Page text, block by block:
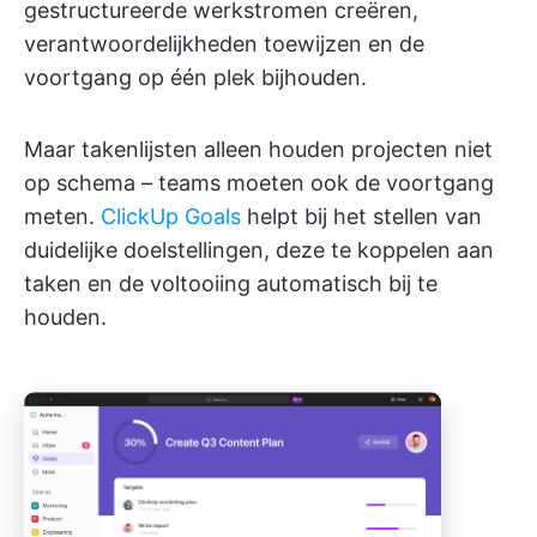
gestructureerde werkstromen creëren,
verantwoordelijkheden toewijzen en de
voortgang op één plek bijhouden.
Maar takenlijsten alleen houden projecten niet
op schema – teams moeten ook de voortgang
meten. ClickUp Goals helpt bij het stellen van
duidelijke doelstellingen, deze te koppelen aan
taken en de voltooiing automatisch bij te
houden.